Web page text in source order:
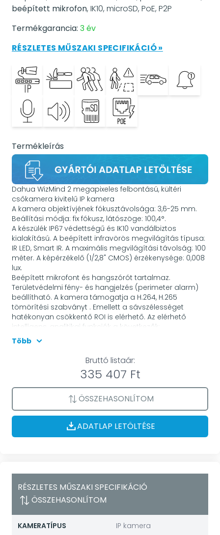
beépített mikrofon, IK10, microSD, PoE, P2P
Termékgarancia: 3 év
RÉSZLETES MŰSZAKI SPECIFIKÁCIÓ »
Termékleírás
Dahua WizMind 2 megapixeles felbontású, kültéri
csőkamera kivitelű IP kamera
A kamera objektívjének fókusztávolsága: 3,6-25 mm.
Beállítási módja: fix fókusz, látószöge: 100,4°.
A készülék IP67 védettségű és IK10 vandálbiztos
kialakítású. A beépített infravörös megvilágítás típusa:
IR LED, Smart IR. A maximális megvilágítási távolság: 100
méter. A képérzékelő (1/2,8" CMOS) érzékenysége: 0,008
lux.
Beépített mikrofont és hangszórót tartalmaz.
Területvédelmi fény- és hangjelzés (perimeter alarm)
beállítható. A kamera támogatja a H.264, H.265
tömörítési szabványt . Emellett a sávszélességet
hatékonyan csökkentő ROI is elérhető. Az elérhető
intelligens, analitikai funkciók a következők:
vonalátlépés, területfigyelés.
A készülék a következő eseményekre riaszt, és
továbbítja azokat a rögzítőnek: mozgás, szabotázs,
illegális login, ip-ütközés, hálózatvesztés, rendszerhiba,
A kamera tápellátása történhet PoE rendszerű NVR,
switch vagy tápfeladó segítségével is. A kamera 2
riasztásbemenetet és 2 relékimenetet kínál.
Mikrofonbemenettel rendelkezik. Vonalkimenettel
rendelkezik. A készüléken kártyafoglalat található az SD
kártyák számára.
Több
Bruttó listaár:
335 407 Ft
ÖSSZEHASONLÍTOM
ADATLAP LETÖLTÉSE
RÉSZLETES MŰSZAKI SPECIFIKÁCIÓ
ÖSSZEHASONLÍTOM
KAMERATÍPUS IP kamera